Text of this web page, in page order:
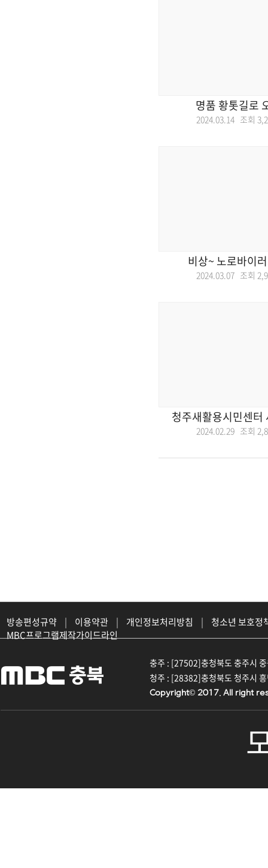
명품 황톳길로
2024.03.14 조회
비상~ 노로바이
2024.03.07 조회
청주새활용시민센터
2024.02.29 조회
방송편성규약 | 이용약관 | 개인정보처리방침 |
청소년 보호정
MBC프로그램제작가이드라인
충주 : [27502]충청북도 충주시
청주 : [28382]충청북도 청주시
Copyright© 2017. All right